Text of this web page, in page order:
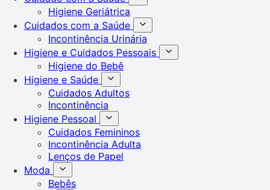
Higiene Geriátrica
Cuidados com a Saúde
Incontinência Urinária
Higiene e Cuidados Pessoais
Higiene do Bebê
Higiene e Saúde
Cuidados Adultos
Incontinência
Higiene Pessoal
Cuidados Femininos
Incontinência Adulta
Lenços de Papel
Moda
Bebês